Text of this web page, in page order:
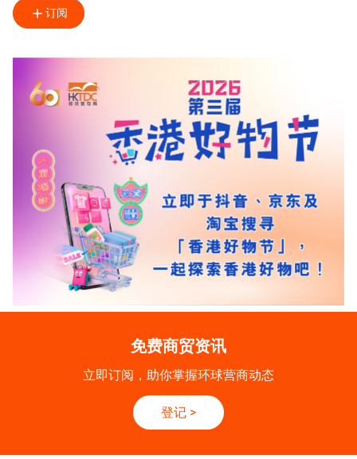
订阅
免费商贸资讯
立即订阅，助你掌握环球营商动态
登记 >